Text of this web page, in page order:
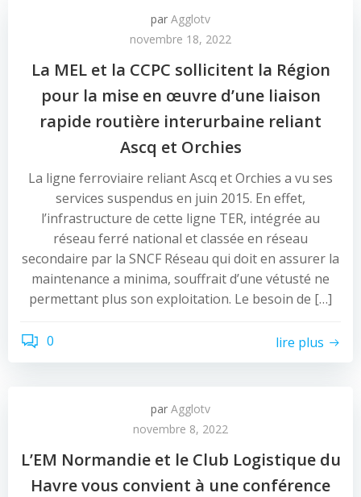
par Agglotv
novembre 18, 2022
La MEL et la CCPC sollicitent la Région
pour la mise en œuvre d’une liaison
rapide routière interurbaine reliant
Ascq et Orchies
La ligne ferroviaire reliant Ascq et Orchies a vu ses
services suspendus en juin 2015. En effet,
l’infrastructure de cette ligne TER, intégrée au
réseau ferré national et classée en réseau
secondaire par la SNCF Réseau qui doit en assurer la
maintenance a minima, souffrait d’une vétusté ne
permettant plus son exploitation. Le besoin de […]
0 lire plus
par Agglotv
novembre 8, 2022
L’EM Normandie et le Club Logistique du
Havre vous convient à une conférence